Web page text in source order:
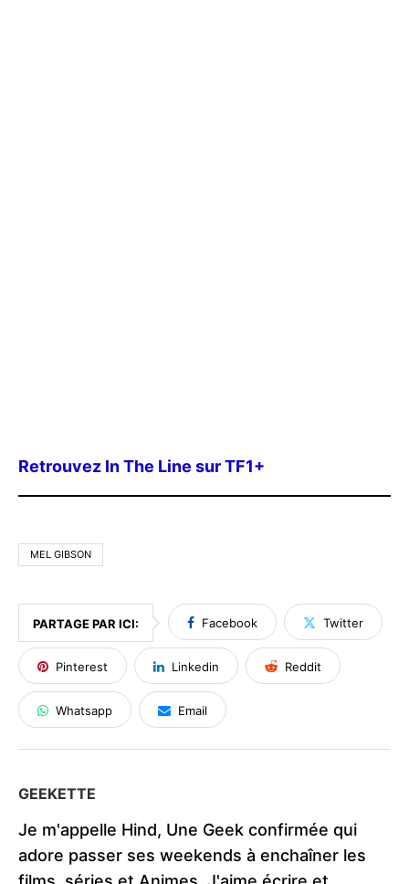
Retrouvez In The Line sur TF1+
MEL GIBSON
PARTAGE PAR ICI: Facebook Twitter
Pinterest Linkedin Reddit
Whatsapp Email
GEEKETTE
Je m'appelle Hind, Une Geek confirmée qui
adore passer ses weekends à enchaîner les